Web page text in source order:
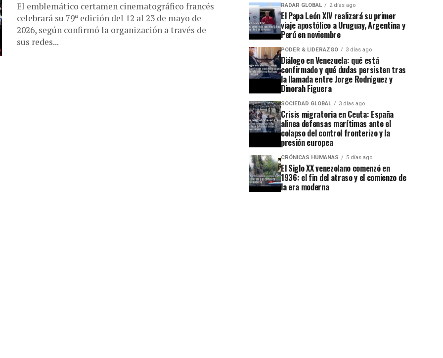
El emblemático certamen cinematográfico francés
celebrará su 79ª edición del 12 al 23 de mayo de
2026, según confirmó la organización a través de
sus redes...
RADAR GLOBAL 2 días ago
El Papa León XIV realizará su primer
viaje apostólico a Uruguay, Argentina y
Perú en noviembre
PODER & LIDERAZGO 3 días ago
Diálogo en Venezuela: qué está
confirmado y qué dudas persisten tras
la llamada entre Jorge Rodríguez y
Dinorah Figuera
SOCIEDAD GLOBAL 3 días ago
Crisis migratoria en Ceuta: España
alinea defensas marítimas ante el
colapso del control fronterizo y la
presión europea
CRÓNICAS HUMANAS 5 días ago
El Siglo XX venezolano comenzó en
1936: el fin del atraso y el comienzo de
la era moderna